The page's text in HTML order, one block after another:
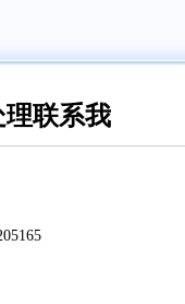
联系我